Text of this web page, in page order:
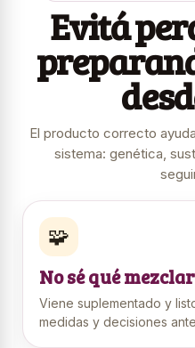
Evitá
El producto correcto
sistema: genética,
🧩
No sé qué mezclar
Viene suplementado y
medidas y decisiones